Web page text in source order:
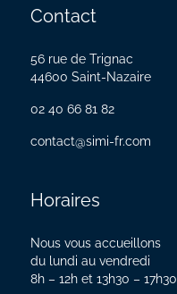
Contact
56 rue de Trignac
44600 Saint-Nazaire
02 40 66 81 82
contact@simi-fr.com
Horaires
Nous vous accueillons
du lundi au vendredi
8h – 12h et 13h30 – 17h30